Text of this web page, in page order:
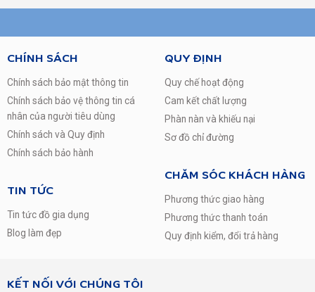
CHÍNH SÁCH
Chính sách bảo mật thông tin
Chính sách bảo vệ thông tin cá
nhân của người tiêu dùng
Chính sách và Quy định
Chính sách bảo hành
TIN TỨC
Tin tức đồ gia dụng
Blog làm đẹp
QUY ĐỊNH
Quy chế hoạt động
Cam kết chất lượng
Phàn nàn và khiếu nại
Sơ đồ chỉ đường
CHĂM SÓC KHÁCH HÀNG
Phương thức giao hàng
Phương thức thanh toán
Quy định kiểm, đổi trả hàng
KẾT NỐI VỚI CHÚNG TÔI